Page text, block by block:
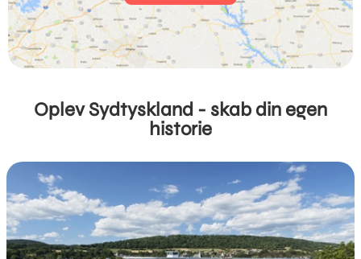
Oplev Sydtyskland - skab din egen
historie